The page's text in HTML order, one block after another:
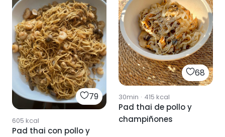
79
605 kcal
Pad thai con pollo y
68
30min · 415 kcal
Pad thai de pollo y
champiñones